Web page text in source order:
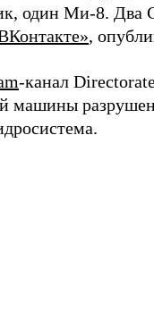
один Ми-8. Два
,
-канал
машины